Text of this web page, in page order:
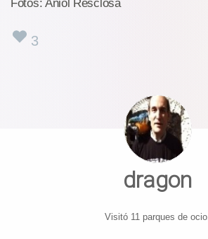
Fotos: Aniol Resclosa
3
dragon
Visitó 11 parques de ocio.